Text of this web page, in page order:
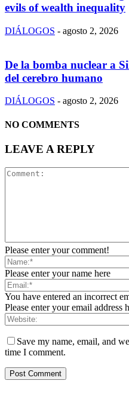
evils of wealth inequality
DIÁLOGOS - agosto 2, 2026
De la bomba nuclear a
del cerebro humano
DIÁLOGOS - agosto 2, 2026
NO COMMENTS
LEAVE A REPLY
Please enter your comment!
Please enter your name here
You have entered an incorrect
Please enter your email address
Save my name, email, and
time I comment.